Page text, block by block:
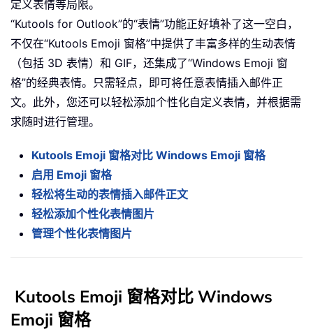
定义表情等局限。
“Kutools for Outlook”的“表情”功能正好填补了这一空白，
不仅在“Kutools Emoji 窗格”中提供了丰富多样的生动表情
（包括 3D 表情）和 GIF，还集成了“Windows Emoji 窗
格”的经典表情。只需轻点，即可将任意表情插入邮件正
文。此外，您还可以轻松添加个性化自定义表情，并根据需
求随时进行管理。
Kutools Emoji 窗格对比 Windows Emoji 窗格
启用 Emoji 窗格
轻松将生动的表情插入邮件正文
轻松添加个性化表情图片
管理个性化表情图片
Kutools Emoji 窗格对比 Windows
Emoji 窗格